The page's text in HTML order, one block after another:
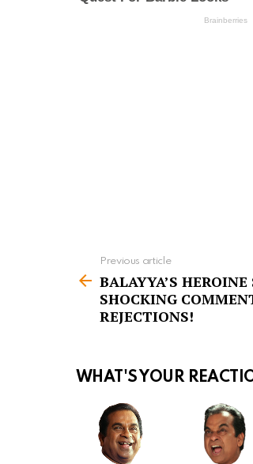
e
r
Previous article
BALAYYA’S
SHOCKING
REJECTIONS!
WHAT'S YOUR